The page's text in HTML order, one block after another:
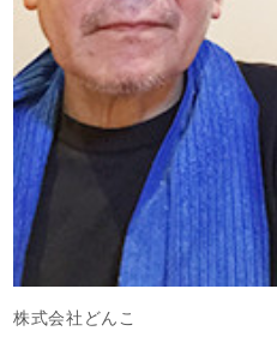
株式会社どんこ